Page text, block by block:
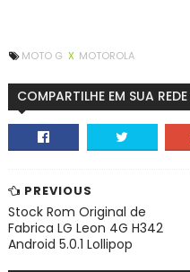
MOTO G X MOTOROLA
COMPARTILHE EM SUA
PREVIOUS
Stock Rom Original de
Fabrica LG Leon 4G H342
Android 5.0.1 Lollipop